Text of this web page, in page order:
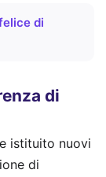
di
di
istituito nuovi
di